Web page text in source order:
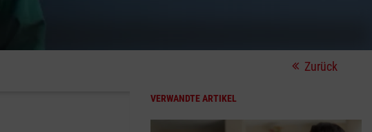
Zurück
VERWANDTE ARTIKEL